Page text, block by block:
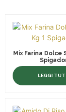
Mix Farina Dolce
LEGGI